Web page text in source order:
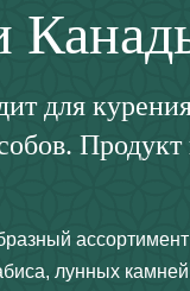
для
Продукт
лунных